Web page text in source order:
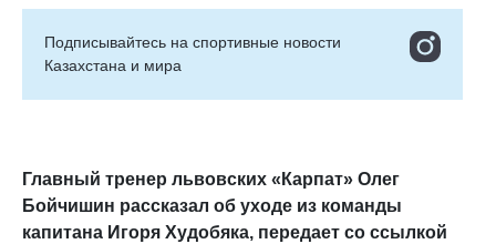
Подписывайтесь на cпортивные новости
Казахстана и мира
Главный тренер львовских «Карпат» Олег
Бойчишин рассказал об уходе из команды
капитана Игоря Худобяка, передает со ссылкой